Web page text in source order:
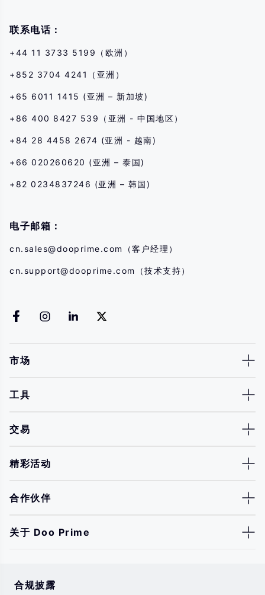
联系电话：
+44 11 3733 5199（欧洲）
+852 3704 4241（亚洲）
+65 6011 1415 (亚洲 – 新加坡)
+86 400 8427 539（亚洲 - 中国地区）
+84 28 4458 2674 (亚洲 - 越南)
+66 020260620 (亚洲 – 泰国)
+82 0234837246 (亚洲 – 韩国)
电子邮箱：
cn.sales@dooprime.com （客户经理）
cn.support@dooprime.com （技术支持）
市场
工具
交易
精彩活动
合作伙伴
关于 Doo Prime
合规披露